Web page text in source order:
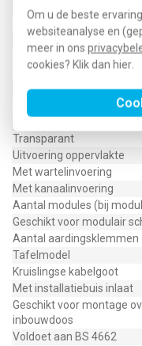
Om u de beste
websiteanalyse en
meer in ons
cookies? Klik dan hier
Materiaal
Aantal invoeren
Met afdekraam
Montagerichting
RAL-nummer
Beschermingsgraad (IP)
Transparant
Uitvoering oppervlakte
Met wartelinvoering
Met kanaalinvoering
Aantal modules (bij
Geschikt voor modulair
Aantal aardingsklemmen
Tafelmodel
Kruislingse kabelgoot
Met installatiebuis inlaat
Geschikt voor montage
inbouwdoos
Voldoet aan BS 4662